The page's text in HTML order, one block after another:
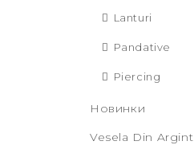
Lanturi
Pandative
Piercing
Новинки
Vesela Din Argint